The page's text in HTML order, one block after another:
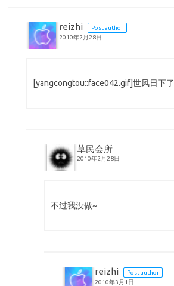
reizhi
Post author
2010年2月28日
[yangcongtou::face042.gif]世风日下了
草民会所
2010年2月28日
不过我没做~
reizhi
Post author
2010年3月1日